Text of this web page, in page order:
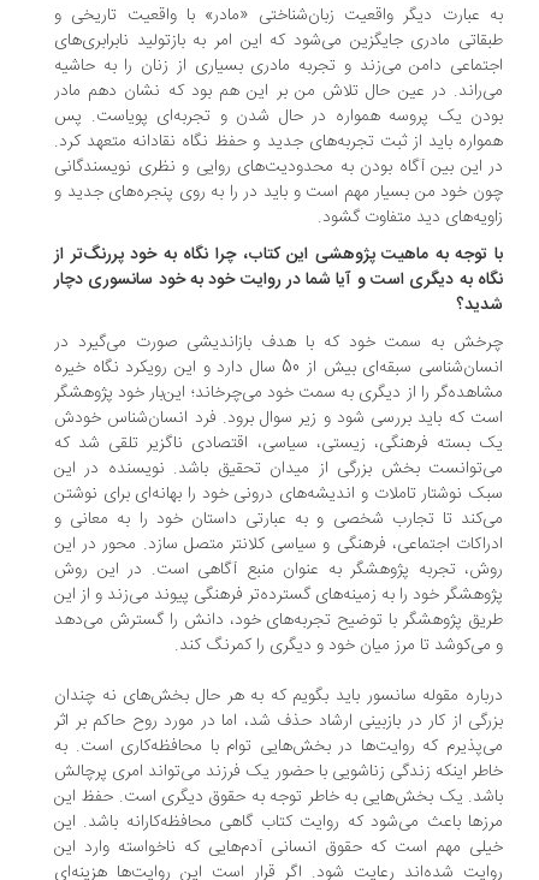
عبارت دیگر واقعیت زبان‌شناختی «مادر» با واقعیت تاریخی و
مادری جایگزین می‌‌شود که این امر به بازتولید نابرابری‌های
دامن می‌زند و تجربه مادری بسیاری از زنان را به حاشیه
در عین حال تلاش من بر این هم بود که نشان دهم مادر
یک پروسه همواره در حال شدن و تجربه‌‌ای پویاست. پس
باید از ثبت تجربه‌های جدید و حفظ نگاه نقادانه متعهد کرد.
این بین آگاه بودن به محدودیت‌های روایی و نظری نویسندگانی
خود من بسیار مهم است و باید در را به روی پنجره‌های جدید و
دید متفاوت گشود.
توجه به ماهیت پژوهشی این کتاب، چرا نگاه به خود پررنگ‌تر از
به دیگری است و آیا شما در روایت خود به خود سانسوری دچار
به سمت خود که با هدف بازاندیشی صورت می‌گیرد در
انسان‌شناسی سبقه‌ای بیش از 50 سال دارد و این رویکرد نگاه خیره
را از دیگری به سمت خود می‌چرخاند؛ این‌بار خود پژوهشگر
که باید بررسی شود و زیر سوال برود. فرد انسان‌شناس خودش
بسته فرهنگی، زیستی، سیاسی، اقتصادی ناگزیر تلقی شد که
بخش بزرگی از میدان تحقیق باشد. نویسنده در این
نوشتار تاملات و اندیشه‌های درونی خود را بهانه‌ای برای نوشتن
تا تجارب شخصی و به عبارتی داستان خود را به معانی و
اجتماعی، فرهنگی و سیاسی کلانتر متصل سازد. محور در این
تجربه پژوهشگر به عنوان منبع آگاهی است. در این روش
خود را به زمینه‌های گسترده‌تر فرهنگی پیوند می‌زند و از این
پژوهشگر با توضیح تجربه‌های خود، دانش را گسترش می‌دهد
تا مرز میان خود و دیگری را کمرنگ ‌کند.
مقوله‌ سانسور باید بگویم که به هر حال بخش‌های نه چندان
از کار در بازبینی ارشاد حذف شد، اما در مورد روح حاکم بر اثر
که روایت‌ها در بخش‌هایی توام با محافظه‌کاری است. به
اینکه زندگی زناشویی با حضور یک فرزند می‌تواند امری پرچالش
یک بخش‌هایی به خاطر توجه به حقوق دیگری است. حفظ این
باعث می‌شود که روایت کتاب گاهی محافظه‌کارانه باشد. این
مهم است که حقوق انسانی آدم‌هایی که ناخواسته وارد این
شده‌اند رعایت شود. اگر قرار است این روایت‌ها هزینه‌ای